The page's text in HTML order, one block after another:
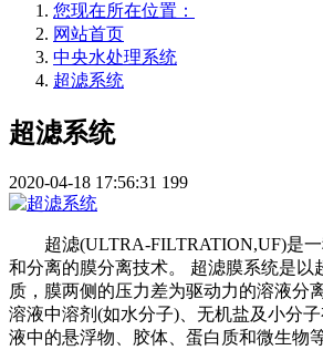
您现在所在位置：
网站首页
中央水处理系统
超滤系统
超滤系统
2020-04-18 17:56:31 199
超滤(ULTRA-FILTRATION,UF)是
和分离的膜分离技术。 超滤膜系统是以
质，膜两侧的压力差为驱动力的溶液分
溶液中溶剂(如水分子)、无机盐及小分
液中的悬浮物、胶体、蛋白质和微生物